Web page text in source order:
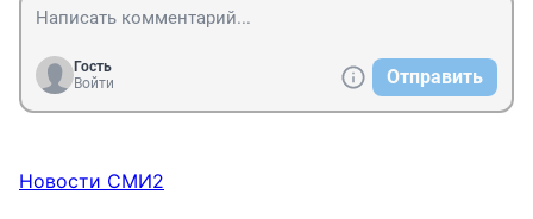
Гость
Войти
Отправить
Новости СМИ2